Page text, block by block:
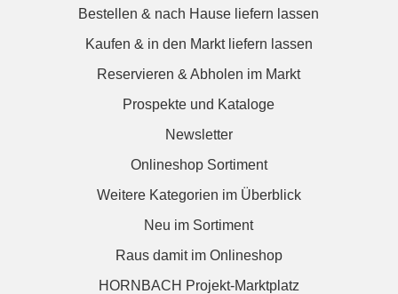
Bestellen & nach Hause liefern lassen
Kaufen & in den Markt liefern lassen
Reservieren & Abholen im Markt
Prospekte und Kataloge
Newsletter
Onlineshop Sortiment
Weitere Kategorien im Überblick
Neu im Sortiment
Raus damit im Onlineshop
HORNBACH Projekt-Marktplatz